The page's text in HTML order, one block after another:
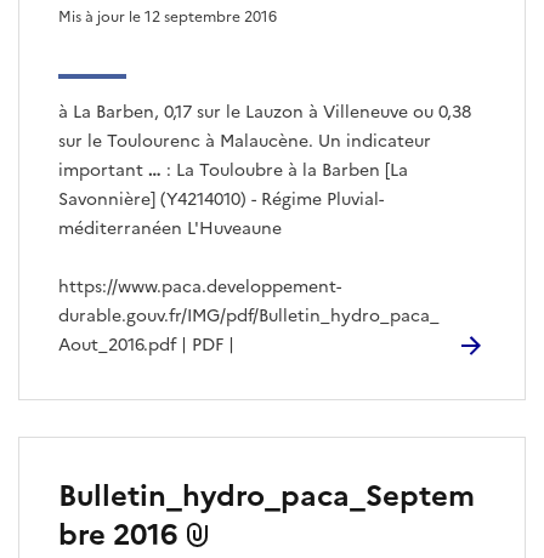
à La Barben, 0,17 sur le Lauzon à Villeneuve ou 0,38
sur le Toulourenc à Malaucène. Un indicateur
important… : La Touloubre à la Barben [La
Savonnière] (Y4214010) - Régime Pluvial-
méditerranéen L'Huveaune
Mis à jour le 12 septembre 2016
https://www.paca.developpement-
durable.gouv.fr/IMG/pdf/Bulletin_hydro_paca_
Aout_2016.pdf | PDF |
Bulletin_hydro_paca_Septem
bre 2016